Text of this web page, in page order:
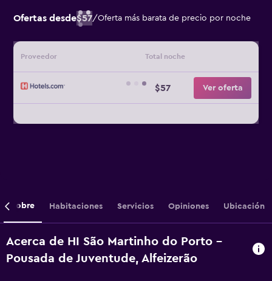
Ofertas desde$57/Oferta más barata de precio por noche
Proveedor Total noche
$57 Ver oferta
Sobre Habitaciones Servicios Opiniones Ubicación
Acerca de HI São Martinho do Porto -
Pousada de Juventude, Alfeizerão